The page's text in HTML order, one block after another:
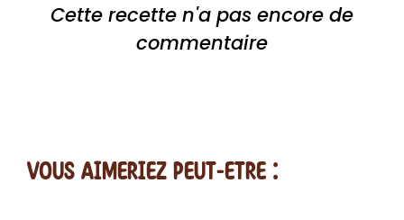
Cette recette n'a pas encore de
commentaire
vous AIMERiEZ PEUT-ETRE :